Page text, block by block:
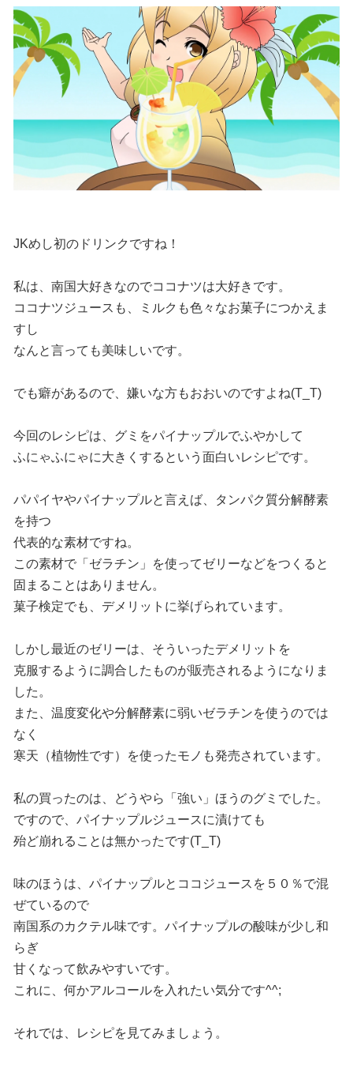
JKめし初のドリンクですね！
私は、南国大好きなのでココナツは大好きです。
ココナツジュースも、ミルクも色々なお菓子につかえま
すし
なんと言っても美味しいです。
でも癖があるので、嫌いな方もおおいのですよね(T_T)
今回のレシピは、グミをパイナップルでふやかして
ふにゃふにゃに大きくするという面白いレシピです。
パパイヤやパイナップルと言えば、タンパク質分解酵素
を持つ
代表的な素材ですね。
この素材で「ゼラチン」を使ってゼリーなどをつくると
固まることはありません。
菓子検定でも、デメリットに挙げられています。
しかし最近のゼリーは、そういったデメリットを
克服するように調合したものが販売されるようになりま
した。
また、温度変化や分解酵素に弱いゼラチンを使うのでは
なく
寒天（植物性です）を使ったモノも発売されています。
私の買ったのは、どうやら「強い」ほうのグミでした。
ですので、パイナップルジュースに漬けても
殆ど崩れることは無かったです(T_T)
味のほうは、パイナップルとココジュースを５０％で混
ぜているので
南国系のカクテル味です。パイナップルの酸味が少し和
らぎ
甘くなって飲みやすいです。
これに、何かアルコールを入れたい気分です^^;
それでは、レシピを見てみましょう。